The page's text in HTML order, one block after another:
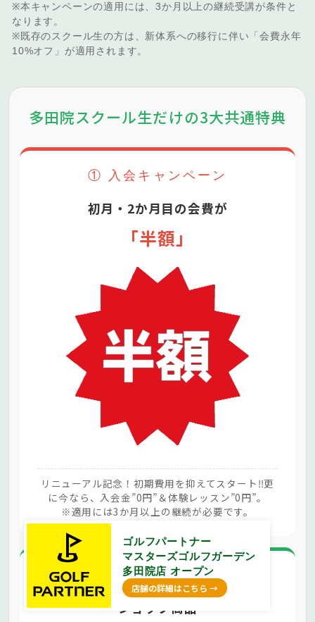
ゴルフパートナー
マスターズゴルフガーデン
多田院店 オープン
店舗の詳細はこちら
※本キャンペーンの適用には、3か月以上の継続受講が条件と
なります。
※既存のスクール生の方は、新体系への移行に伴い「会費永年
10%オフ」が適用されます。
多田院スクール生だけの3大共通特典
① 入会キャンペーン
初月・2か月目の会費が
「半額」
リニューアル記念！初期費用を抑えてスタート‼更
に今なら、入会金”0円”＆体験レッスン”0円”。
※適用には3か月以上の継続が必要です。
② ゴルフパートナー特典
ショップ商品